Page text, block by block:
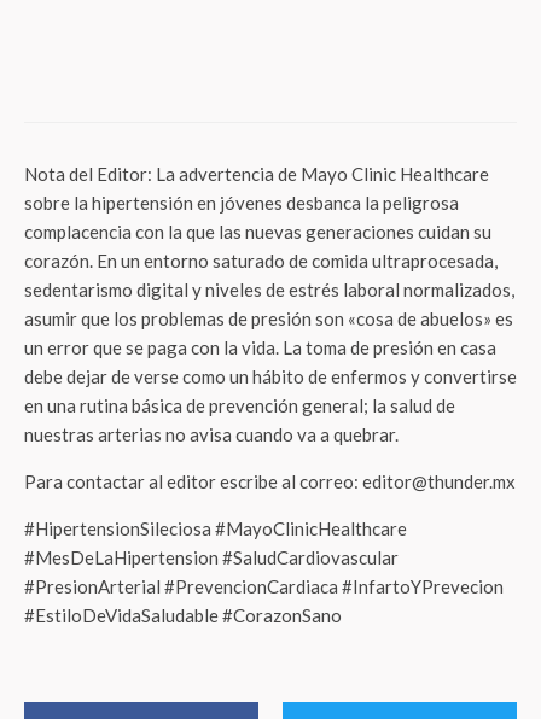
Nota del Editor: La advertencia de Mayo Clinic Healthcare
sobre la hipertensión en jóvenes desbanca la peligrosa
complacencia con la que las nuevas generaciones cuidan su
corazón. En un entorno saturado de comida ultraprocesada,
sedentarismo digital y niveles de estrés laboral normalizados,
asumir que los problemas de presión son «cosa de abuelos» es
un error que se paga con la vida. La toma de presión en casa
debe dejar de verse como un hábito de enfermos y convertirse
en una rutina básica de prevención general; la salud de
nuestras arterias no avisa cuando va a quebrar.
Para contactar al editor escribe al correo: editor@thunder.mx
#HipertensionSileciosa #MayoClinicHealthcare
#MesDeLaHipertension #SaludCardiovascular
#PresionArterial #PrevencionCardiaca #InfartoYPrevecion
#EstiloDeVidaSaludable #CorazonSano